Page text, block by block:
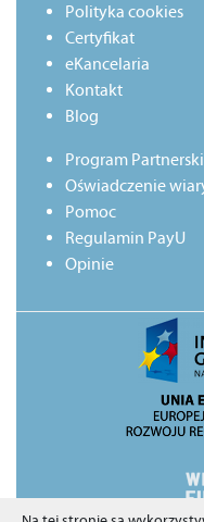
Polityka cookies
Certyfikat
eKancelaria
Kontakt
Blog
Program Partnerski
Oświadczenie
Pomoc
Regulamin PayU
Opinie